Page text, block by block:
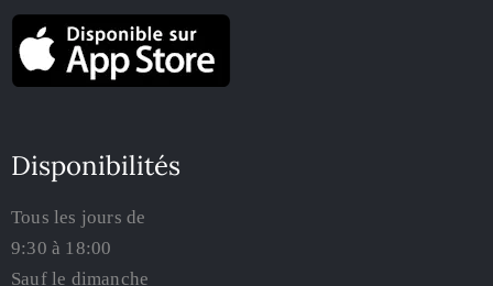
Disponibilités
Tous les jours de
9:30 à 18:00
Sauf le dimanche